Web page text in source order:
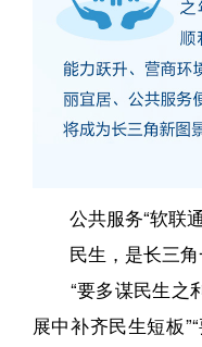
公共服务“软联
民生，是长三角
“要多谋民生之
展中补齐民生短板